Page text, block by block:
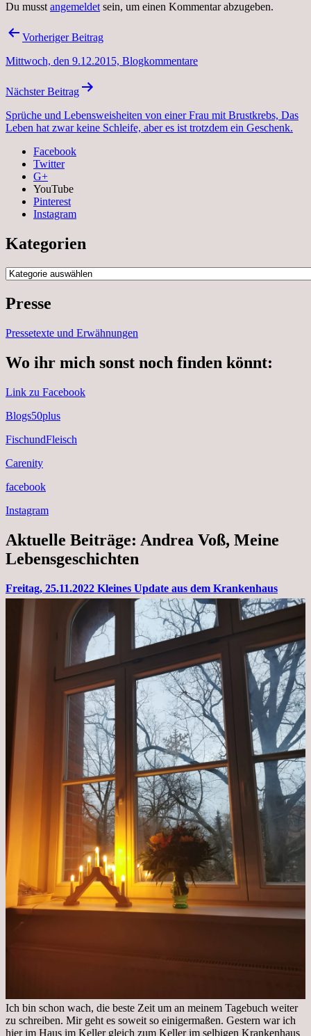
Du musstangemeldetsein, um einen Kommentar abzugeben.
Beitragsnavigation
Vorheriger Beitrag
Mittwoch, den 9.12.2015, Blogkommentare
Nächster Beitrag
Sprüche und Lebensweisheiten von einer Frau mit Brustkrebs, Das
Leben hat zwar keine Schleife, aber es ist trotzdem ein Geschenk.
Facebook
Twitter
G+
YouTube
Pinterest
Instagram
Kategorien
Kategorien
Presse
Pressetexte und Erwähnungen
Wo ihr mich sonst noch finden könnt:
Link zu Facebook
Blogs50plus
FischundFleisch
Carenity
facebook
Instagram
Aktuelle Beiträge: Andrea Voß, Meine
Lebensgeschichten
Freitag, 25.11.2022 Kleines Update aus dem Krankenhaus
Ich bin schon wach, die beste Zeit um an meinem Tagebuch weiter
zu schreiben. Mir geht es soweit so einigermaßen. Gestern war ich
hier im Haus im Keller gleich zum Keller im selbigen Krankenhaus